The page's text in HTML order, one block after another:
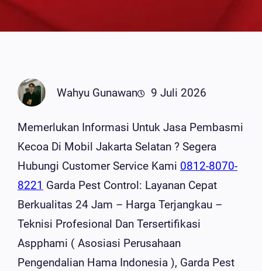
Wahyu Gunawan 9 Juli 2026
Memerlukan Informasi Untuk Jasa Pembasmi
Kecoa Di Mobil Jakarta Selatan ? Segera
Hubungi Customer Service Kami 0812-8070-
8221 Garda Pest Control: Layanan Cepat
Berkualitas 24 Jam – Harga Terjangkau –
Teknisi Profesional Dan Tersertifikasi
Aspphami ( Asosiasi Perusahaan
Pengendalian Hama Indonesia ), Garda Pest